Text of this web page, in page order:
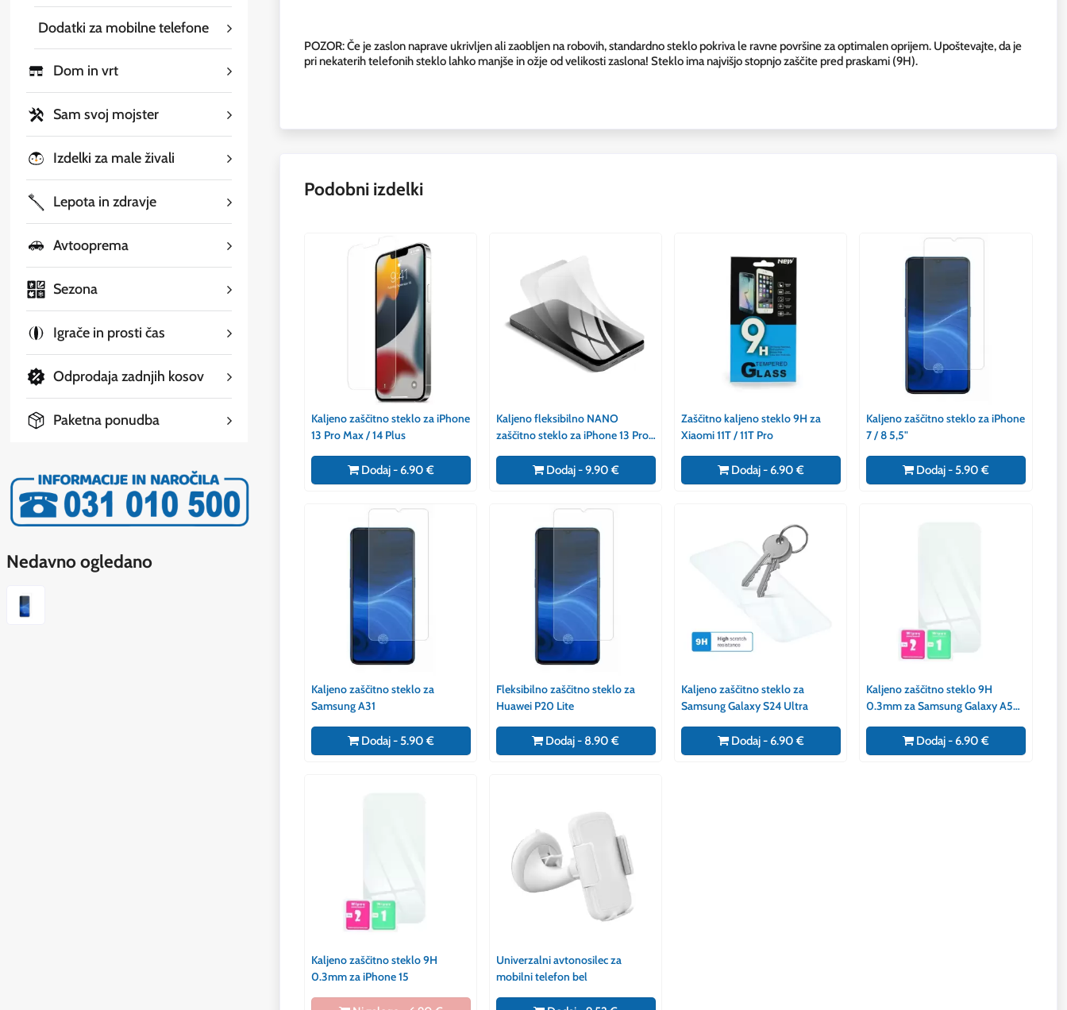
Dodatki za mobilne telefone
Dom in vrt
Sam svoj mojster
Izdelki za male živali
Lepota in zdravje
Avtooprema
Sezona
Igrače in prosti čas
Odprodaja zadnjih kosov
Paketna ponudba
Nedavno ogledano
POZOR: Če je zaslon naprave ukrivljen ali zaobljen na robovih, standardno steklo pokriva le ravne površine za optimalen oprijem. Upoštevajte, da je
pri nekaterih telefonih steklo lahko manjše in ožje od velikosti zaslona! Steklo ima najvišjo stopnjo zaščite pred praskami (9H).
Podobni izdelki
Kaljeno zaščitno steklo za iPhone
13 Pro Max / 14 Plus
Dodaj - 6.90 €
Kaljeno fleksibilno NANO
zaščitno steklo za iPhone 13 Pro
Dodaj - 9.90 €
Zaščitno kaljeno steklo 9H za
Xiaomi 11T / 11T Pro
Dodaj - 6.90 €
Kaljeno zaščitno steklo za iPhone
7 / 8 5,5"
Dodaj - 5.90 €
Kaljeno zaščitno steklo za
Samsung A31
Dodaj - 5.90 €
Fleksibilno zaščitno steklo za
Huawei P20 Lite
Dodaj - 8.90 €
Kaljeno zaščitno steklo za
Samsung Galaxy S24 Ultra
Dodaj - 6.90 €
Kaljeno zaščitno steklo 9H
0.3mm za Samsung Galaxy A54
Dodaj - 6.90 €
Kaljeno zaščitno steklo 9H
0.3mm za iPhone 15
Univerzalni avtonosilec za
mobilni telefon bel